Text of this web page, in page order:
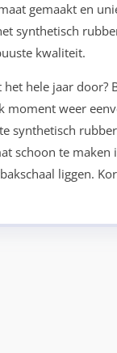
gemaakt en
synthetisch
kwaliteit.
hele jaar
moment weer
synthetisch
schoon te
liggen.